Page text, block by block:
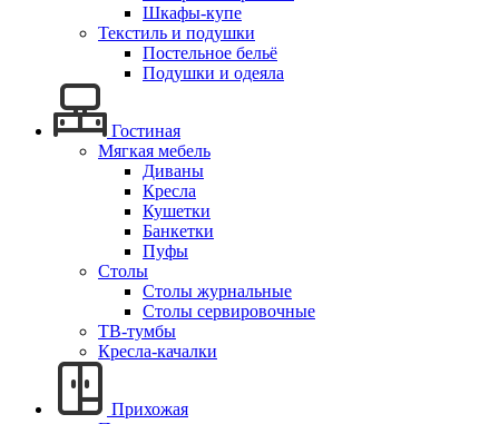
Шкафы-купе
Текстиль и подушки
Постельное бельё
Подушки и одеяла
Гостиная
Мягкая мебель
Диваны
Кресла
Кушетки
Банкетки
Пуфы
Столы
Столы журнальные
Столы сервировочные
ТВ-тумбы
Кресла-качалки
Прихожая